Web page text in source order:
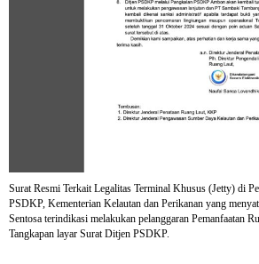
Surat Resmi Terkait Legalitas Terminal Khusus (Jetty) di
PSDKP, Kementerian Kelautan dan Perikanan yang
Sentosa terindikasi melakukan pelanggaran Pemanfaatan
Tangkapan layar Surat Ditjen PSDKP.